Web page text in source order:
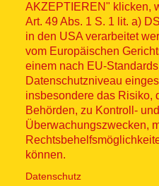
AKZEPTIEREN" klicken,
Art. 49 Abs. 1 S. 1 lit. a)
in den USA verarbeitet
vom Europäischen
einem nach EU-
Datenschutzniveau
insbesondere das Risiko,
Behörden, zu Kontroll-
Überwachungszwecken,
können.
Datenschutz
Datenschutz
Kontakt
Hinweisgebersystem
Lieferkette
Widerruf